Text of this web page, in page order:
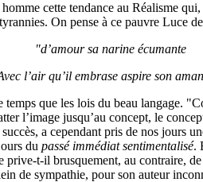
cette tendance au Réalisme
On pense à ce pauvre Luce
"d’amour sa narine écumante
l’air qu’il embrase aspire son
que les lois du beau langage.
l’image jusqu’au concept, le
a cependant pris de nos jours
du passé immédiat sentimentalisé.
t-il brusquement, au contraire,
de sympathie, pour son auteur